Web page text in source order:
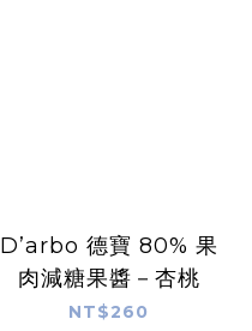
D’arbo 德寶 80% 果
肉減糖果醬－杏桃
NT$260